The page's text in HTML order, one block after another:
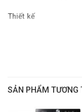
Loại Inverter: Inverter
Thiết kế
Hisense sở hữu
núm xoay, nút nhấn
SẢN PHẨM TƯƠNG